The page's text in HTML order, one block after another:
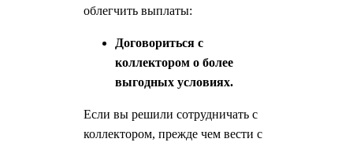
облегчить выплаты:
Договориться с
коллектором о более
выгодных условиях.
Если вы решили сотрудничать с
коллектором, прежде чем вести с